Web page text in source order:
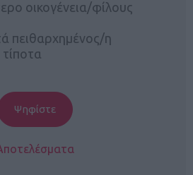
οικογένεια/φίλους
πειθαρχημένος/η